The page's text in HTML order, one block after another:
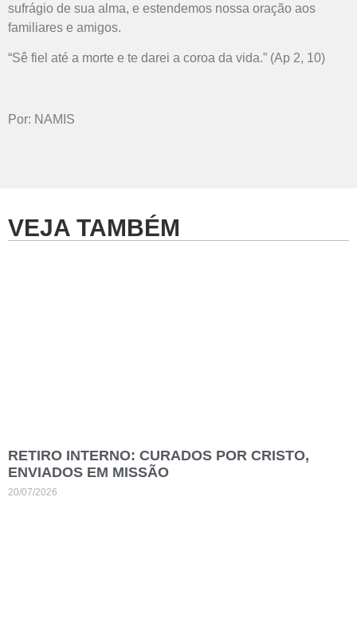
sufrágio de sua alma, e estendemos nossa oração aos
familiares e amigos.
“Sê fiel até a morte e te darei a coroa da vida.” (Ap 2, 10)
Por: NAMIS
VEJA TAMBÉM
RETIRO INTERNO: CURADOS POR CRISTO,
ENVIADOS EM MISSÃO
20/07/2026